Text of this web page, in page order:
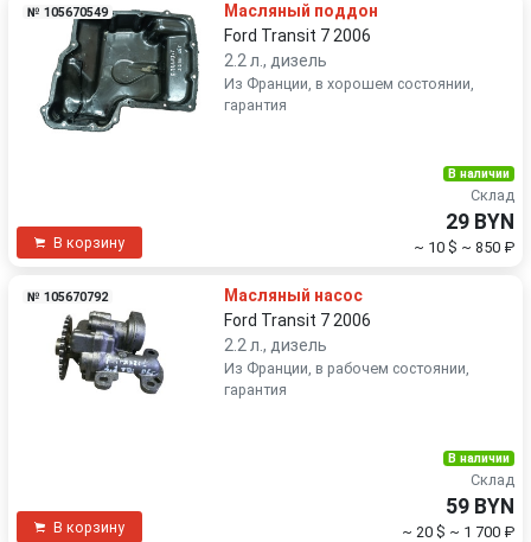
№ 105670549
Масляный поддон
Ford Transit 7 2006
2.2 л., дизель
Из Франции, в хорошем состоянии,
гарантия
В корзину
В наличии
Склад
29 BYN
~ 10 $ ~ 850 ₽
№ 105670792
Масляный насос
Ford Transit 7 2006
2.2 л., дизель
Из Франции, в рабочем состоянии,
гарантия
В корзину
В наличии
Склад
59 BYN
~ 20 $ ~ 1 700 ₽